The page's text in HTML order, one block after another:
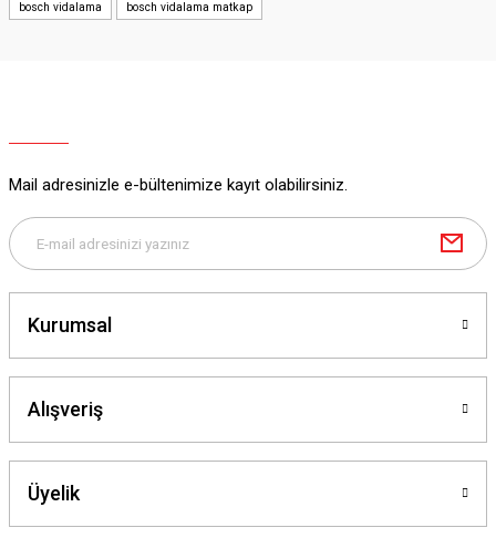
bosch vidalama bosch vidalama matkap
Mail adresinizle e-bültenimize kayıt olabilirsiniz.
Kurumsal
Alışveriş
Üyelik